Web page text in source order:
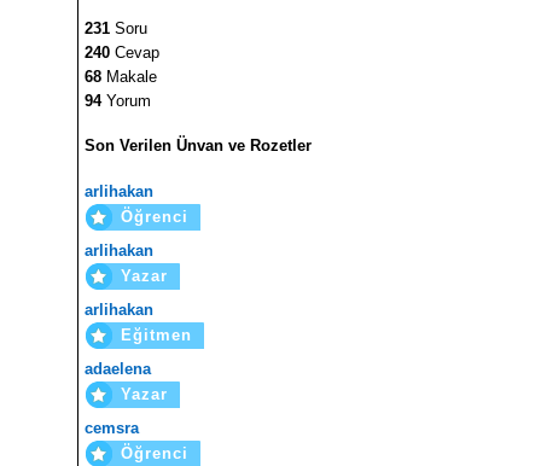
231 Soru
240 Cevap
68 Makale
94Yorum
Son Verilen Ünvan ve Rozetler
arlihakan
Öğrenci
arlihakan
Yazar
arlihakan
Eğitmen
adaelena
Yazar
cemsra
Öğrenci